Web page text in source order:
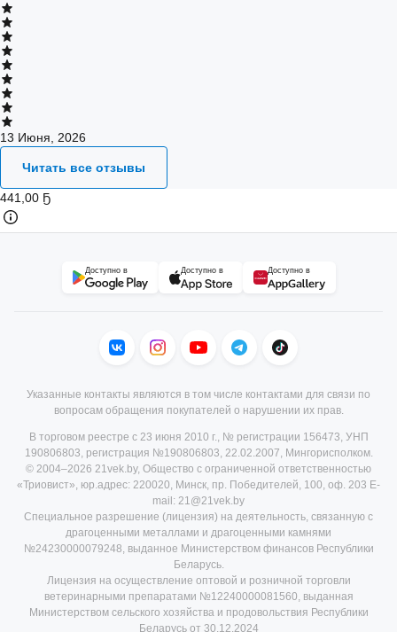
13 Июня, 2026
Читать все отзывы
441 00 Ҕ
Доступно в Доступно в Доступно в
Указанные контакты являются в том числе контактами для связи по
вопросам обращения покупателей о нарушении их прав.
В торговом реестре с 23 июня 2010 г., № регистрации 156473, УНП
190806803, регистрация №190806803, 22.02.2007, Мингорисполком.
© 2004–2026 21vek.by, Общество с ограниченной ответственностью
«Триовист», юр.адрес: 220020, Минск, пр. Победителей, 100, оф. 203 E-
mail: 21@21vek.by
Специальное разрешение (лицензия) на деятельность, связанную с
драгоценными металлами и драгоценными камнями
№24230000079248, выданное Министерством финансов Республики
Беларусь.
Лицензия на осуществление оптовой и розничной торговли
ветеринарными препаратами №12240000081560, выданная
Министерством сельского хозяйства и продовольствия Республики
Беларусь от 30.12.2024